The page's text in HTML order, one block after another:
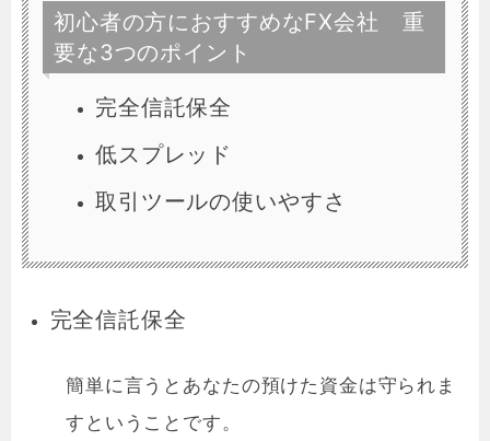
初心者の方におすすめなFX会社 重
要な3つのポイント
完全信託保全
低スプレッド
取引ツールの使いやすさ
完全信託保全
簡単に言うとあなたの預けた資金は守られま
すということです。